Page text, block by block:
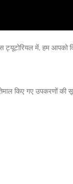
ट्यूटोरियल में, हम
किए गए उपकरणों की